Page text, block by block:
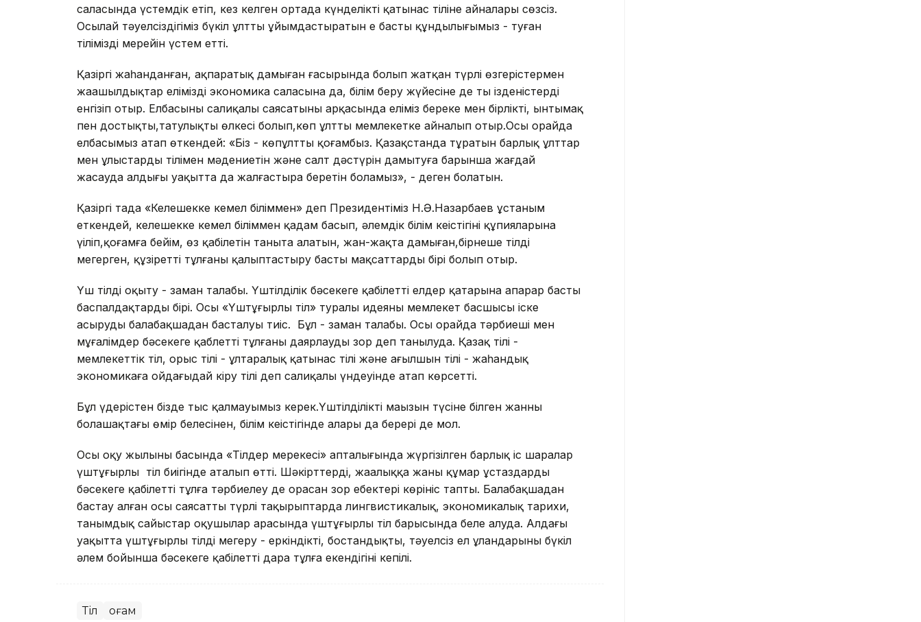
саласында үстемдік етіп, кез келген ортада күнделікті қатынас тіліне айналары сөзсіз.
Осылай тәуелсіздігіміз бүкіл ұлтты ұйымдастыратын ең басты құндылығымыз - туған
тіліміздің мерейін үстем етті.
Қазіргі жаһанданған, ақпаратық дамыған ғасырында болып жатқан түрлі өзгерістермен
жаңашылдықтар еліміздің экономика саласына да, білім беру жүйесіне де тың ізденістерді
енгізіп отыр. Елбасының салиқалы саясатының арқасында еліміз береке мен бірліктің, ынтымақ
пен достықтың,татулықтың өлкесі болып,көп ұлтты мемлекетке айналып отыр.Осы орайда
елбасымыз атап өткендей: «Біз - көпұлтты қоғамбыз. Қазақстанда тұратын барлық ұлттар
мен ұлыстардың тілімен мәдениетін және салт дәстүрін дамытуға барынша жағдай
жасауда алдыңғы уақытта да жалғастыра беретін боламыз», - деген болатын.
Қазіргі таңда «Келешекке кемел біліммен» деп Президентіміз Н.Ә.Назарбаев ұстаным
еткендей, келешекке кемел біліммен қадам басып, әлемдік білім кеңістігінің құпияларына
үңіліп,қоғамға бейім, өз қабілетін таныта алатын, жан-жақта дамыған,бірнеше тілді
меңгерген, құзіретті тұлғаны қалыптастыру басты мақсаттардың бірі болып отыр.
Үш тілді оқыту - заман талабы. Үштілділік бәсекеге қабілетті елдер қатарына апарар басты
баспалдақтардың бірі. Осы «Үштұғырлы тіл» туралы идеяны мемлекет басшысы іске
асыруды балабақшадан басталуы тиіс. Бұл - заман талабы. Осы орайда тәрбиеші мен
мұғалімдер бәсекеге қаблетті тұлғаны даярлауды зор деп танылуда. Қазақ тілі -
мемлекеттік тіл, орыс тілі - ұлтаралық қатынас тілі және ағылшын тілі - жаһандық
экономикаға ойдағыдай кіру тілі деп салиқалы үндеуінде атап көрсетті.
Бұл үдерістен бізде тыс қалмауымыз керек.Үштілділіктің маңызын түсіне білген жанның
болашақтағы өмір белесінен, білім кеңістігінде алары да берері де мол.
Осы оқу жылының басында «Тілдер мерекесі» апталығында жүргізілген барлық іс шаралар
үштұғырлы тіл биігінде аталып өтті. Шәкірттердің, жаңалыққа жаны құмар ұстаздардың
бәсекеге қабілетті тұлға тәрбиелеу де орасан зор еңбектері көрініс тапты. Балабақшадан
бастау алған осы саясаттың түрлі тақырыптарда лингвистикалық, экономикалық тарихи,
танымдық сайыстар оқушылар арасында үштұғырлы тіл барысында белең алуда. Алдағы
уақытта үштұғырлы тілді меңгеру - еркіндіктің, бостандықтың, тәуелсіз ел ұландарының бүкіл
әлем бойынша бәсекеге қабілетті дара тұлға екендігінің кепілі.
Тіл Қоғам